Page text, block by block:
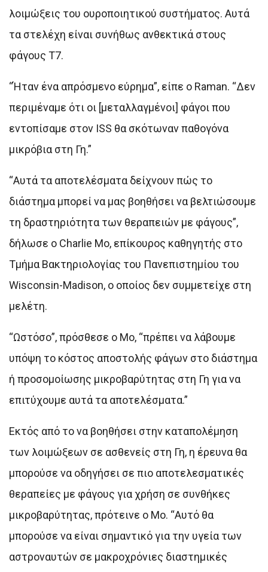
λοιμώξεις του ουροποιητικού συστήματος. Αυτά
τα στελέχη είναι συνήθως ανθεκτικά στους
φάγους T7.
“Ήταν ένα απρόσμενο εύρημα”, είπε ο Raman. “Δεν
περιμέναμε ότι οι [μεταλλαγμένοι] φάγοι που
εντοπίσαμε στον ISS θα σκότωναν παθογόνα
μικρόβια στη Γη.”
“Αυτά τα αποτελέσματα δείχνουν πώς το
διάστημα μπορεί να μας βοηθήσει να βελτιώσουμε
τη δραστηριότητα των θεραπειών με φάγους”,
δήλωσε ο Charlie Mo, επίκουρος καθηγητής στο
Τμήμα Βακτηριολογίας του Πανεπιστημίου του
Wisconsin-Madison, ο οποίος δεν συμμετείχε στη
μελέτη.
“Ωστόσο”, πρόσθεσε ο Mo, “πρέπει να λάβουμε
υπόψη το κόστος αποστολής φάγων στο διάστημα
ή προσομοίωσης μικροβαρύτητας στη Γη για να
επιτύχουμε αυτά τα αποτελέσματα.”
Εκτός από το να βοηθήσει στην καταπολέμηση
των λοιμώξεων σε ασθενείς στη Γη, η έρευνα θα
μπορούσε να οδηγήσει σε πιο αποτελεσματικές
θεραπείες με φάγους για χρήση σε συνθήκες
μικροβαρύτητας, πρότεινε ο Mo. “Αυτό θα
μπορούσε να είναι σημαντικό για την υγεία των
αστροναυτών σε μακροχρόνιες διαστημικές